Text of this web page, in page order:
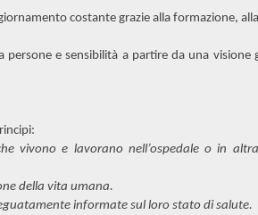
costante grazie alla formazione,
e sensibilità a partire da una visione
vivono e lavorano nell’ospedale o in
della vita umana.
informate sul loro stato di salute.